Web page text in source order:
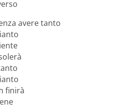
avere tanto
finirà